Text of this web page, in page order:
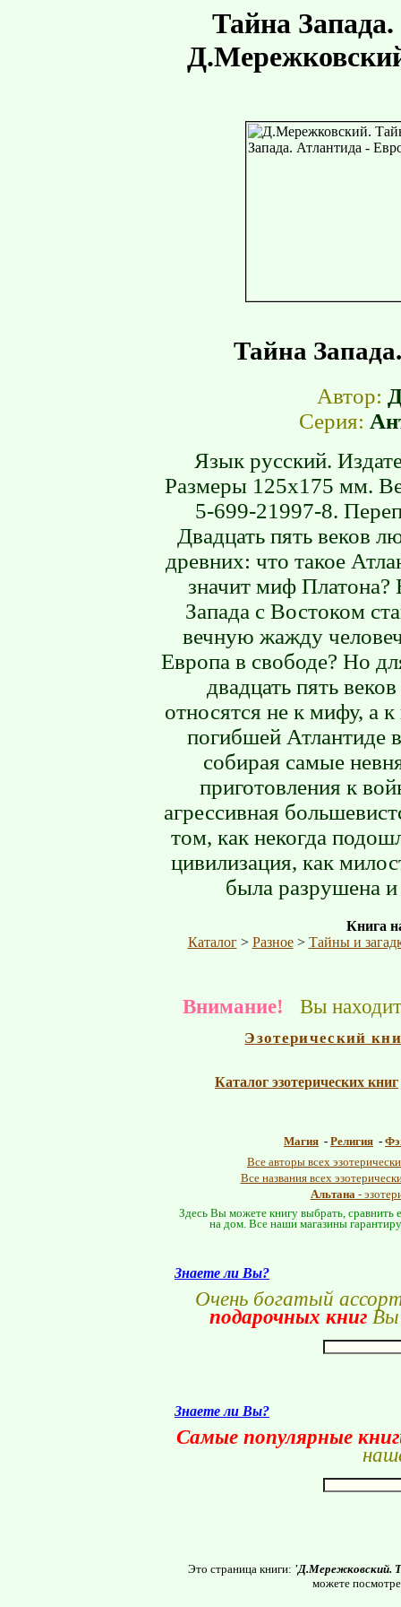
Тайна
Тайна
Автор:
Серия:
Язык русский.
Размеры 125х175 мм.
5-699-21997-8.
Двадцать пять веков
древних: что такое
значит миф Платона?
Запада с Востоком
вечную жажду
Европа в свободе? Но
двадцать пять
относятся не к мифу, а
погибшей Атлантиде
собирая самые
приготовления к
агрессивная
том, как некогда
цивилизация, как
была разрушена
Книга
Каталог> Разное> Тайны и
Внимание! Вы
Эзотерический
Каталог эзотерических книг
Магия - Религия -
Все авторы всех
Все названия всех
Альтана-
Здесь Вы можете книгу выбрать, сравнить
на дом. Все наши магазины
Знаете ли Вы?
Очень богатый
подарочных книгВы
Знаете ли Вы?
Самые популярные
Это страница книги: 'Д.Мережковский.
можете